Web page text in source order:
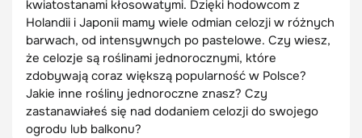
kwiatostanami kłosowatymi. Dzięki hodowcom z
Holandii i Japonii mamy wiele odmian celozji w różnych
barwach, od intensywnych po pastelowe. Czy wiesz,
że celozje są roślinami jednorocznymi, które
zdobywają coraz większą popularność w Polsce?
Jakie inne rośliny jednoroczne znasz? Czy
zastanawiałeś się nad dodaniem celozji do swojego
ogrodu lub balkonu?